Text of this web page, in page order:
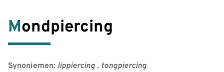
Mondpiercing
Synoniemen: lippiercing , tongpiercing